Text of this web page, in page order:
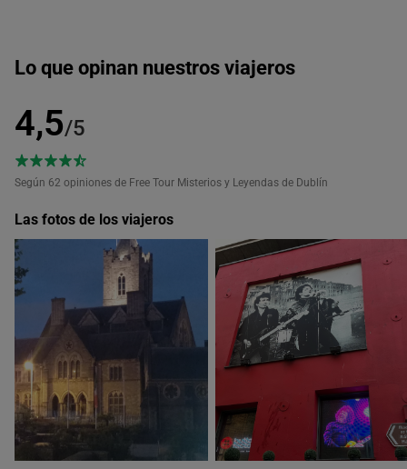
Lo que opinan nuestros viajeros
4,5/5
Según 62 opiniones de Free Tour Misterios y Leyendas de Dublín
Las fotos de los viajeros